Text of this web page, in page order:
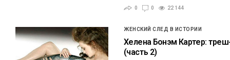
0 0 22 144
ЖЕНСКИЙ СЛЕД В ИСТОРИИ
Хелена Бонэм Картер:
(часть 2)